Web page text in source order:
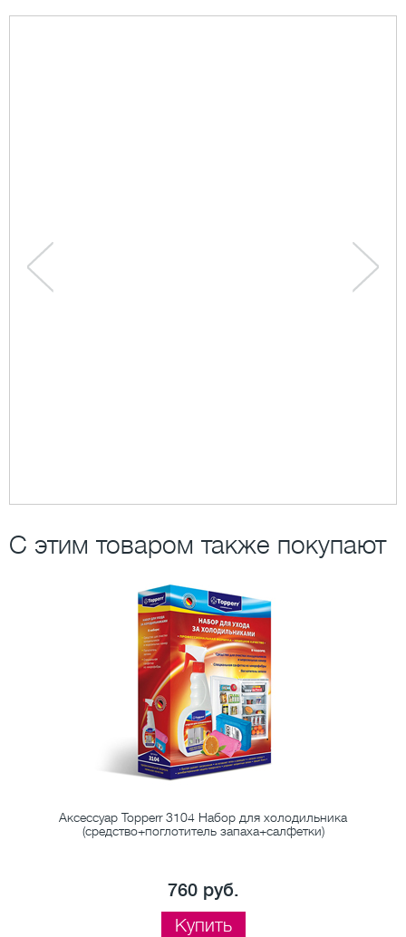
С этим товаром также покупают
Аксессуар Topperr 3104 Набор для холодильника
(средство+поглотитель запаха+салфетки)
760 руб.
Купить